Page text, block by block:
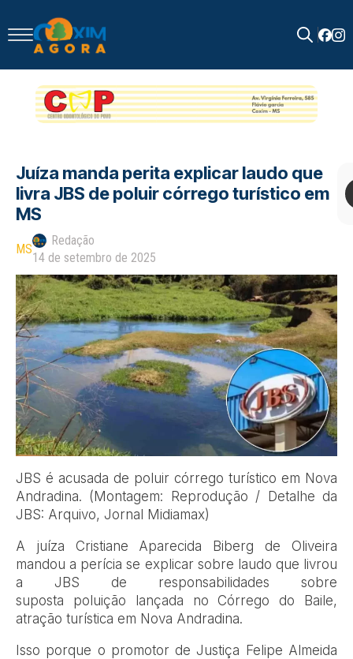
for:
Juíza manda perita explicar laudo que
livra JBS de poluir córrego turístico em
MS
MS
Redação
14 de setembro de 2025
JBS é acusada de poluir córrego turístico em Nova
Andradina. (Montagem: Reprodução / Detalhe da
JBS: Arquivo, Jornal Midiamax)
A juíza Cristiane Aparecida Biberg de Oliveira
mandou a perícia se explicar sobre laudo que livrou
a JBS de responsabilidades sobre
suposta poluição lançada no Córrego do Baile,
atração turística em Nova Andradina.
Isso porque o promotor de Justiça Felipe Almeida